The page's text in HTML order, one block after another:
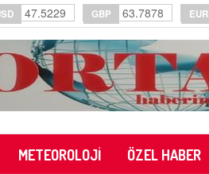
47.5229 GBP 63.7878 EUR
METEOROLOJİ ÖZEL HABER